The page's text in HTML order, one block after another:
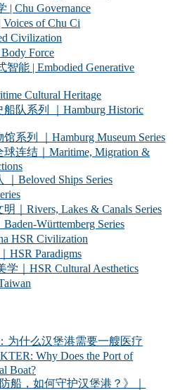
| Chu Governance
of Chu Ci
Civilization
Force
智能 | Embodied Generative
Cultural Heritage
船队系列 ｜Hamburg Historic
系列 ｜Hamburg Museum Series
球连结｜Maritime, Migration &
｜Beloved Ships Series
｜Rivers, Lakes & Canals Series
Württemberg Series
HSR Civilization
HSR Paradigms
学｜HSR Cultural Aesthetics
为什么汉堡港需要一艘医疗
Why Does the Port of
Boat?
船，如何守护汉堡港？》｜